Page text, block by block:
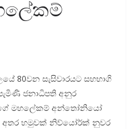
80වන සැසිවාරයට සහභාගි
ජනාධිපති අනුර
මහලේකම් අන්තෝනියෝ
අතර හමුවක් නිව්යෝර්ක් නුවර